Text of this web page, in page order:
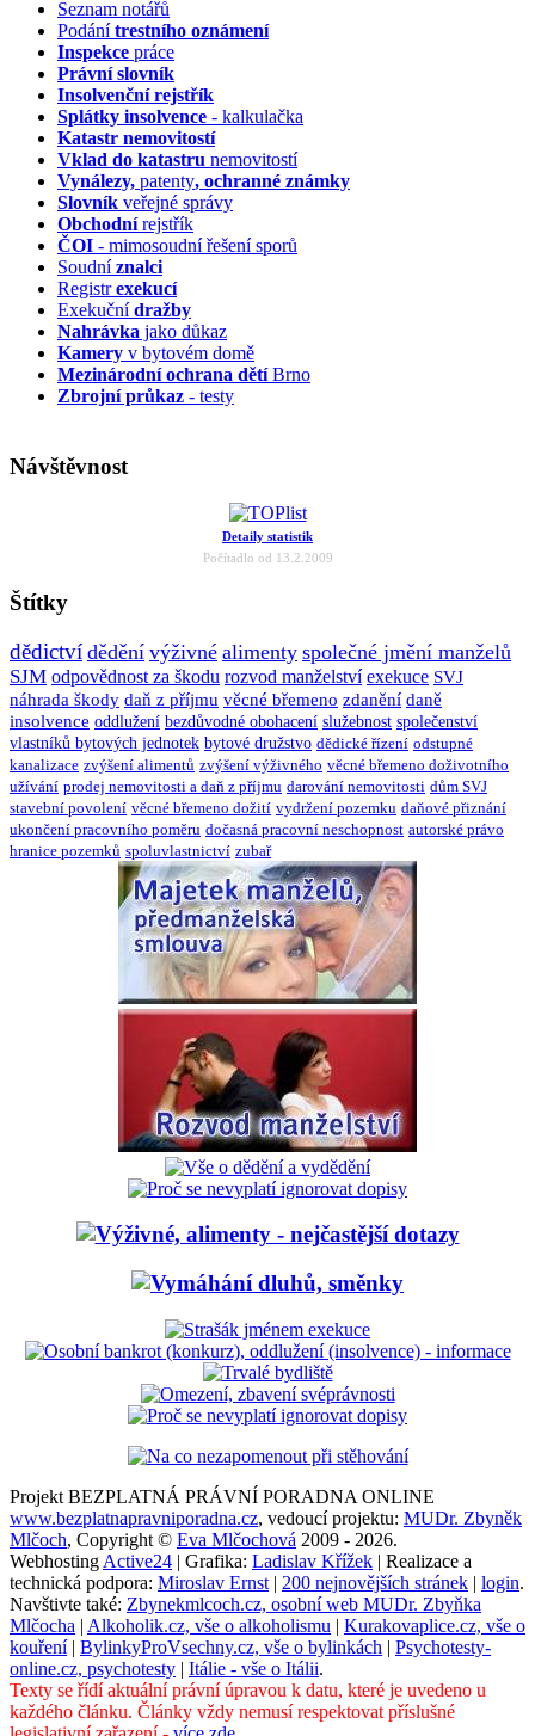
Seznam notářů
Podánítrestního oznámení
Inspekce práce
Právní slovník
Insolvenčnírejstřík
Splátky insolvence - kalkulačka
Katastr nemovitostí
Vklad do katastru nemovitostí
Vynálezy, patenty, ochranné známky
Slovník veřejné správy
Obchodnírejstřík
ČOI - mimosoudní řešení sporů
Soudníznalci
Registrexekucí
Exekučnídražby
Nahrávka jako důkaz
Kamery v bytovém domě
Mezinárodní ochrana dětíBrno
Zbrojní průkaz - testy
Návštěvnost
Detaily statistik
Počítadlo od 13.2.2009
Štítky
dědictví dědění výživné alimenty společné jmění manželů
SJM odpovědnost za škodu rozvod manželství exekuce SVJ
náhrada škody daň z příjmu věcné břemeno zdanění daně
insolvence oddlužení bezdůvodné obohacení služebnost společenství
vlastníků bytových jednotek bytové družstvo dědické řízení odstupné
kanalizace zvýšení alimentů zvýšení výživného věcné břemeno doživotního
užívání prodej nemovitosti a daň z příjmu darování nemovitosti dům SVJ
stavební povolení věcné břemeno dožití vydržení pozemku daňové přiznání
ukončení pracovního poměru dočasná pracovní neschopnost autorské právo
hranice pozemků spoluvlastnictví zubař
Projekt BEZPLATNÁ PRÁVNÍ PORADNA ONLINE
www.bezplatnapravniporadna.cz, vedoucí projektu: MUDr. Zbyněk
Mlčoch, Copyright © Eva Mlčochová 2009 - 2026.
Webhosting Active24 | Grafika: Ladislav Křížek | Realizace a
technická podpora: Miroslav Ernst | 200 nejnovějších stránek | login.
Navštivte také: Zbynekmlcoch.cz, osobní web MUDr. Zbyňka
Mlčocha | Alkoholik.cz, vše o alkoholismu | Kurakovaplice.cz, vše o
kouření| BylinkyProVsechny.cz, vše o bylinkách | Psychotesty-
online.cz, psychotesty | Itálie - vše o Itálii.
Texty se řídí aktuální právní úpravou k datu, které je uvedeno u
každého článku. Články vždy nemusí respektovat příslušné